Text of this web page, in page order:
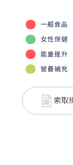
一般食品
女性保健
能量提升
營養補充
索取